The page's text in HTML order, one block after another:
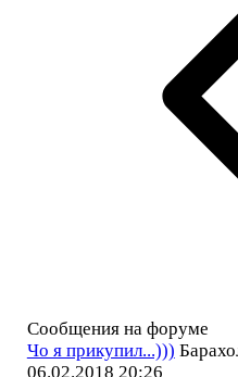
Сообщения на форуме
Чо я прикупил...)))
06.02.2018 20:26